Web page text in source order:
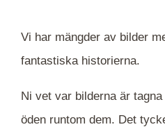
Vi har mängder av bilder
fantastiska historierna.
Ni vet var bilderna är
öden runtom dem. Det